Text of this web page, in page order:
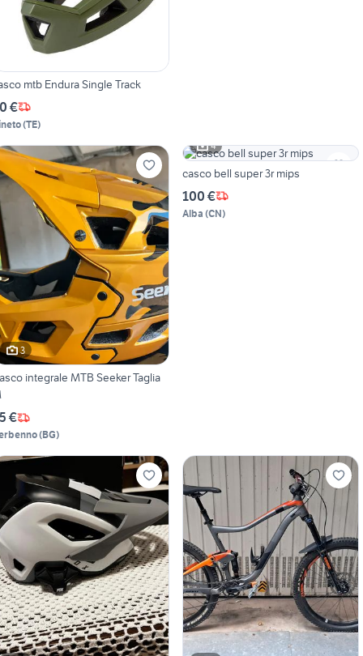
mtb Endura Single Track
€
(TE)
3
integrale MTB Seeker Taglia
€
(BG)
4
casco bell super 3r mips
100 €
Alba (CN)